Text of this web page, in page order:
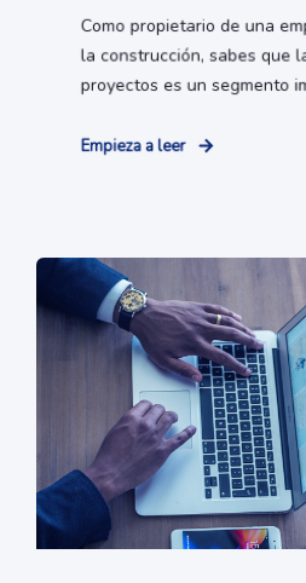
Como propietario de una
la construcción, sabes que
proyectos es un segmento
Empieza a leer